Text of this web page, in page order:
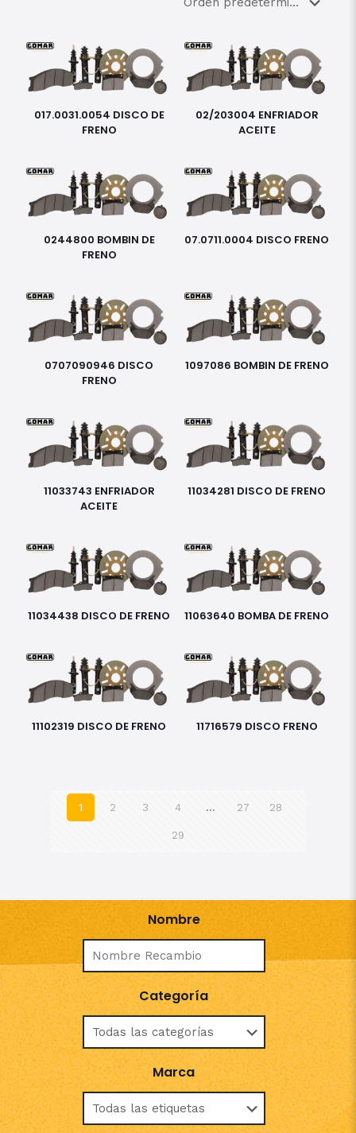
017.0031.0054 DISCO DE
FRENO
02/203004 ENFRIADOR
ACEITE
0244800 BOMBIN DE
FRENO
07.0711.0004 DISCO FRENO
0707090946 DISCO
FRENO
1097086 BOMBIN DE FRENO
11033743 ENFRIADOR
ACEITE
11034281 DISCO DE FRENO
11034438 DISCO DE FRENO 11063640 BOMBA DE FRENO
11102319 DISCO DE FRENO 11716579 DISCO FRENO
1 2 3 4 … 27 28
29
Nombre
Categoría
Marca